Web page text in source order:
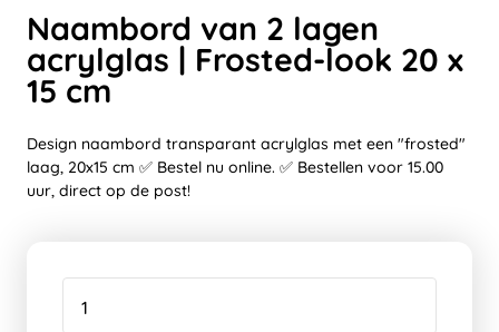
Naambord van 2 lagen
acrylglas | Frosted-look 20 x
15 cm
Design naambord transparant acrylglas met een "frosted"
laag, 20x15 cm ✅ Bestel nu online. ✅ Bestellen voor 15.00
uur, direct op de post!